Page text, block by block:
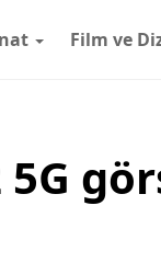
Film ve
5G